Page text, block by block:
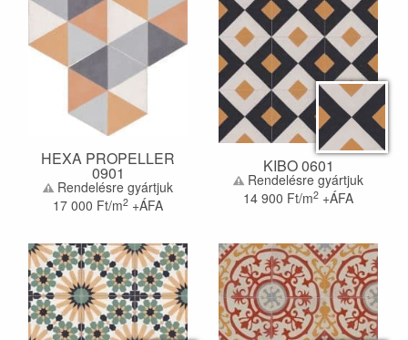
HEXA PROPELLER
0901
Rendelésre gyártjuk
17 000 Ft/m2 +ÁFA
KIBO 0601
Rendelésre gyártjuk
14 900 Ft/m2 +ÁFA